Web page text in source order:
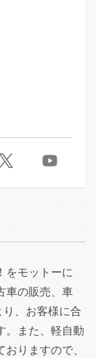
をモットーに
車の販売、車
、お客様に合
。また、軽自動
りますので、